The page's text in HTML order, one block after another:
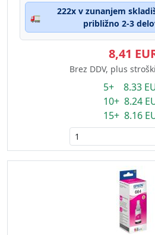
🚛
222x v zunanjem
približno 2-3
8,41
Brez DDV, plus
5+ 8.33
10+ 8.24
15+ 8.16